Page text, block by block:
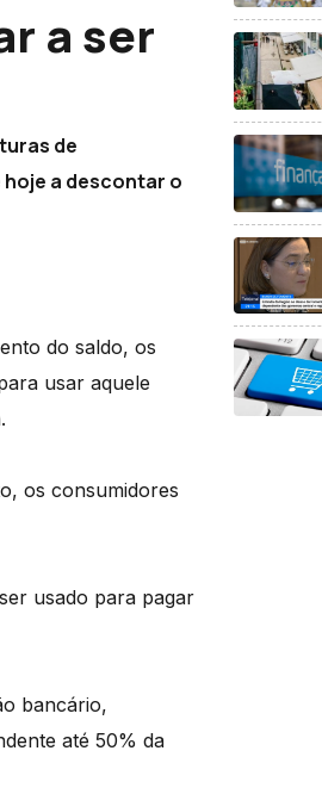
a ser
de
a descontar o
do saldo, os
usar aquele
os consumidores
usado para pagar
bancário,
até 50% da